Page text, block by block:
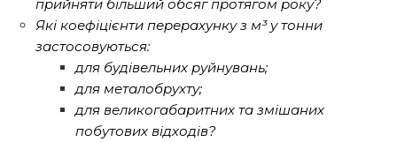
прийняти більший обсяг протягом року?
Які коефіцієнти перерахунку з м³ у тонни
застосовуються:
для будівельних руйнувань;
для металобрухту;
для великогабаритних та змішаних
побутових відходів?